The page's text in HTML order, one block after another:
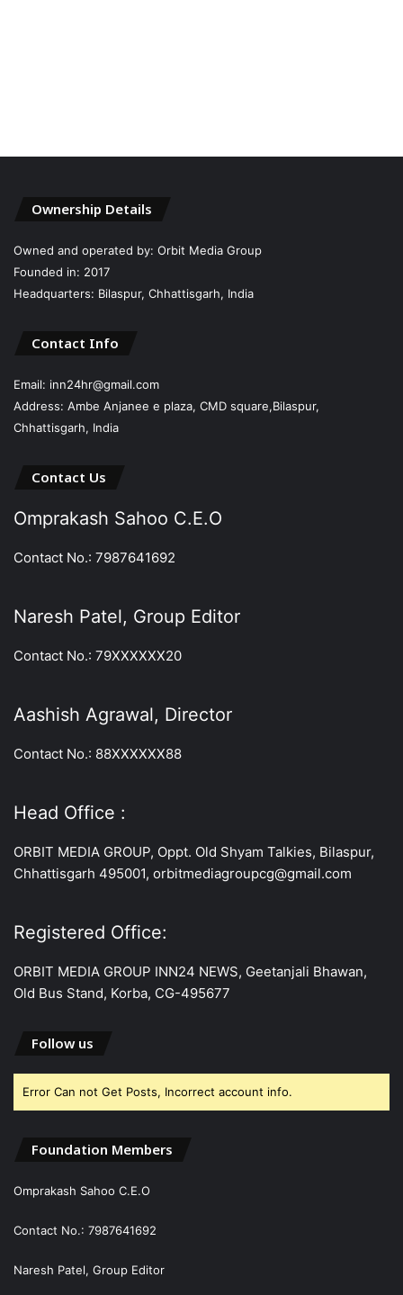
Ownership Details
Owned and operated by: Orbit Media Group
Founded in: 2017
Headquarters: Bilaspur, Chhattisgarh, India
Contact Info
Email: inn24hr@gmail.com
Address: Ambe Anjanee e plaza, CMD square,Bilaspur,
Chhattisgarh, India
Contact Us
Omprakash Sahoo C.E.O
Contact No.: 7987641692
Naresh Patel, Group Editor
Contact No.: 79XXXXXX20
Aashish Agrawal, Director
Contact No.: 88XXXXXX88
Head Office :
ORBIT MEDIA GROUP, Oppt. Old Shyam Talkies, Bilaspur,
Chhattisgarh 495001, orbitmediagroupcg@gmail.com
Registered Office:
ORBIT MEDIA GROUP INN24 NEWS, Geetanjali Bhawan,
Old Bus Stand, Korba, CG-495677
Follow us
Error Can not Get Posts, Incorrect account info.
Foundation Members
Omprakash Sahoo C.E.O
Contact No.: 7987641692
Naresh Patel, Group Editor